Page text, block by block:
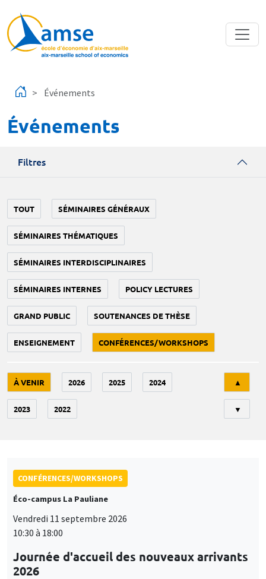
Événements
Événements
Filtres
TOUT SÉMINAIRES GÉNÉRAUX
SÉMINAIRES THÉMATIQUES
SÉMINAIRES INTERDISCIPLINAIRES
SÉMINAIRES INTERNES POLICY LECTURES
GRAND PUBLIC SOUTENANCES DE THÈSE
ENSEIGNEMENT CONFÉRENCES/WORKSHOPS
À VENIR 2026 2025 2024
2023 2022
▲
▼
CONFÉRENCES/WORKSHOPS
Éco-campus La Pauliane
Vendredi 11 septembre 2026
10:30 à 18:00
Journée d'accueil des nouveaux arrivants
2026